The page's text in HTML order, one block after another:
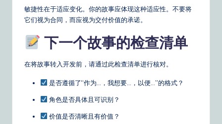
敏捷性在于适应变化。你的故事应体现这种适应性。不要将
它们视为合同，而应视为交付价值的承诺。
下一个故事的检查清单
在将故事转入开发前，请通过此检查清单进行核对。
是否遵循了“作为…，我想要…，以便…”的格式？
角色是否具体且可识别？
价值是否清晰且有价值？